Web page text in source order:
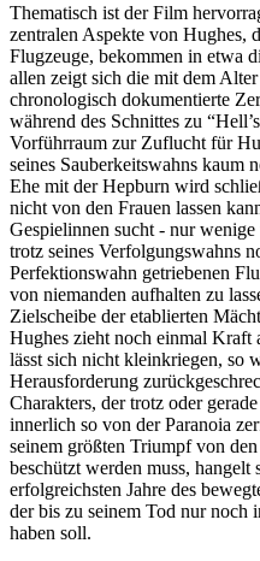
Thematisch ist der Film
zentralen Aspekte von Hughes,
Flugzeuge, bekommen in etwa
allen zeigt sich die mit dem
chronologisch dokumentierte
während des Schnittes zu
Vorführraum zur Zuflucht für
seines Sauberkeitswahns kaum
Ehe mit der Hepburn wird
nicht von den Frauen lassen
Gespielinnen sucht - nur
trotz seines Verfolgungswahns
Perfektionswahn getriebenen
von niemanden aufhalten zu
Zielscheibe der etablierten
Hughes zieht noch einmal Kraft
lässt sich nicht kleinkriegen, so
Herausforderung
Charakters, der trotz oder
innerlich so von der Paranoia
seinem größten Triumpf von
beschützt werden muss, hangelt
erfolgreichsten Jahre des
der bis zu seinem Tod nur noch
haben soll.